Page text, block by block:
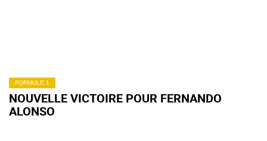
FORMULE 1
NOUVELLE VICTOIRE POUR FERNANDO
ALONSO